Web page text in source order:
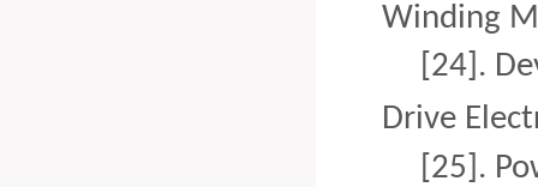
Winding
[24].
Drive
[25].